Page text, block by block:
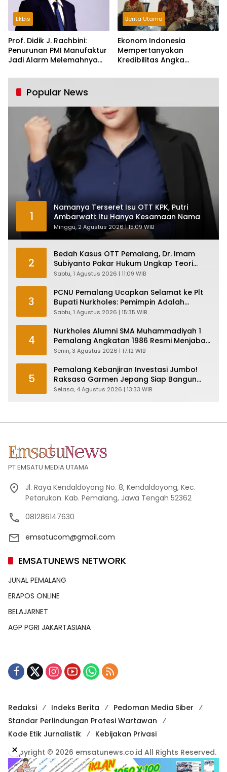
Ekbis
Prof. Didik J. Rachbini:
Penurunan PMI Manufaktur
Jadi Alarm Melemahnya
Berita Utama
Ekonom Indonesia
Mempertanyakan
Kredibilitas Angka
Tumbuh Tapi Rapuh
Popular News
1
Namanya Terseret Isu OTT KPK, Putri
Ambarwati: Itu Hanya Kesamaan Nama
Minggu, 2 Agustus 2026 | 15:09 WIB
2
Bedah Kasus OTT Pemalang, Dr. Imam
Subiyanto Pakar Hukum Ungkap Teori
Penyertaan KPK
Sabtu, 1 Agustus 2026 | 11:09 WIB
3
PCNU Pemalang Ucapkan Selamat ke Plt
Bupati Nurkholes: Pemimpin Adalah
Pelayan Rakyat!
Sabtu, 1 Agustus 2026 | 15:35 WIB
4
Nurkholes Alumni SMA Muhammadiyah 1
Pemalang Angkatan 1986 Resmi Menjabat
Plt Bupati, Inilah Pesan Ketua Asmam 86
Senin, 3 Agustus 2026 | 17:12 WIB
5
Pemalang Kebanjiran Investasi Jumbo!
Raksasa Garmen Jepang Siap Bangun
Pabrik dan Serap Ribuan Tenaga Kerja
Selasa, 4 Agustus 2026 | 13:33 WIB
PT EMSATU MEDIA UTAMA
Jl. Raya Kendaldoyong No. 8, Kendaldoyong, Kec.
Petarukan. Kab. Pemalang, Jawa Tengah 52362
081286147630
emsatucom@gmail.com
EMSATUNEWS NETWORK
JUNAL PEMALANG
ERAPOS ONLINE
BELAJARNET
AGP PGRI JAKARTASIANA
Redaksi Indeks Berita
Pedoman Media Siber
Standar Perlindungan Profesi Wartawan
Kode Etik Jurnalistik
Kebijakan Privasi
Copyright © 2026 emsatunews.co.id All Rights Reserved.
×